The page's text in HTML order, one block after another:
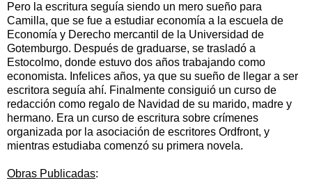
Pero la escritura seguía siendo un mero sueño para
Camilla, que se fue a estudiar economía a la escuela de
Economía y Derecho mercantil de la Universidad de
Gotemburgo. Después de graduarse, se trasladó a
Estocolmo, donde estuvo dos años trabajando como
economista. Infelices años, ya que su sueño de llegar a ser
escritora seguía ahí. Finalmente consiguió un curso de
redacción como regalo de Navidad de su marido, madre y
hermano. Era un curso de escritura sobre crímenes
organizada por la asociación de escritores Ordfront, y
mientras estudiaba comenzó su primera novela.
Obras Publicadas: